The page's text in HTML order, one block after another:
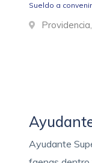
Sueldo a convenir
Ayudante